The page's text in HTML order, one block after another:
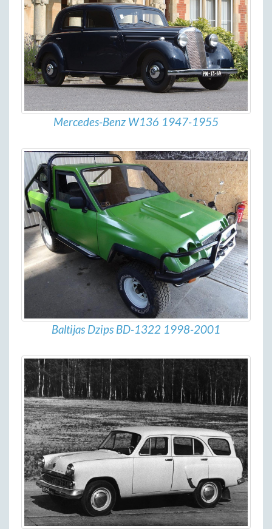
Mercedes-Benz W136 1947-1955
Baltijas Dzips BD-1322 1998-2001